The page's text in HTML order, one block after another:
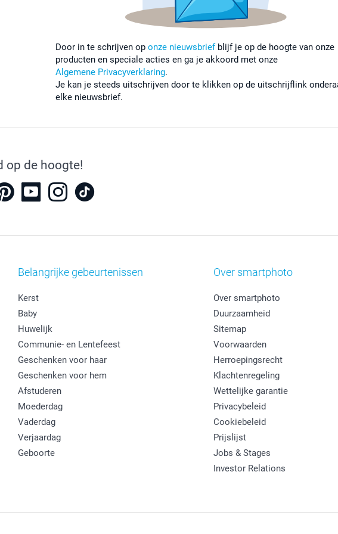
Door in te schrijven op onze nieuwsbriefblijf je op de hoogte van onze
producten en speciale acties en ga je akkoord met onze
Algemene Privacyverklaring.
Je kan je steeds uitschrijven door te klikken op de uitschrijflink
elke nieuwsbrief.
op de hoogte!
Belangrijke gebeurtenissen
Kerst
Baby
Huwelijk
Communie- en Lentefeest
Geschenken voor haar
Geschenken voor hem
Afstuderen
Moederdag
Vaderdag
Verjaardag
Geboorte
Over smartphoto
Over smartphoto
Duurzaamheid
Sitemap
Voorwaarden
Herroepingsrecht
Klachtenregeling
Wettelijke garantie
Privacybeleid
Cookiebeleid
Prijslijst
Jobs & Stages
Investor Relations